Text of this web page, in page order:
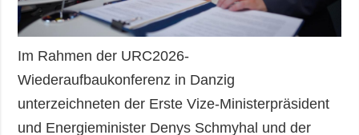
Im Rahmen der URC2026-
Wiederaufbaukonferenz in Danzig
unterzeichneten der Erste Vize-Ministerpräsident
und Energieminister Denys Schmyhal und der